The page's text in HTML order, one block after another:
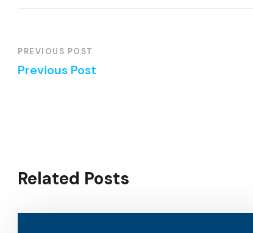
PREVIOUS POST
Previous Post
Related Posts